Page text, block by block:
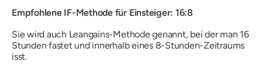
Empfohlene IF-Methode für Einsteiger: 16:8
Sie wird auch Leangains-Methode genannt, bei der man 16
Stunden fastet und innerhalb eines 8-Stunden-Zeitraums
isst.